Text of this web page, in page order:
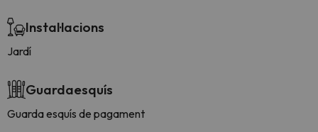
Instal·lacions
Jardí
Guardaesquís
Guarda esquís de pagament